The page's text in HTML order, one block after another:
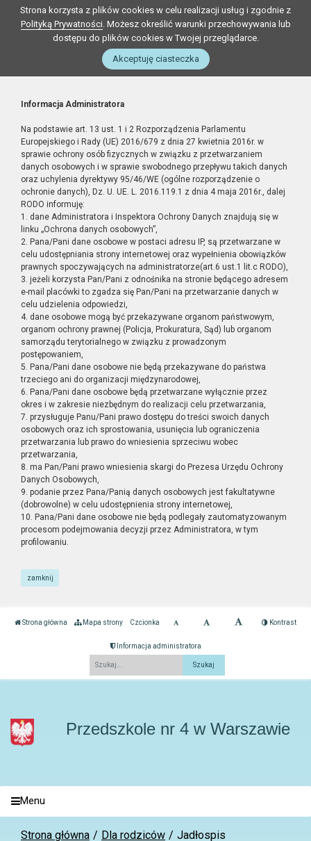
Strona korzysta z plików cookies w celu realizacji usług i zgodnie z
Polityką Prywatności. Możesz określić warunki przechowywania lub
dostępu do plików cookies w Twojej przeglądarce.
Akceptuję ciasteczka
Informacja Administratora
Na podstawie art. 13 ust. 1 i 2 Rozporządzenia Parlamentu
Europejskiego i Rady (UE) 2016/679 z dnia 27 kwietnia 2016r. w
sprawie ochrony osób fizycznych w związku z przetwarzaniem
danych osobowych i w sprawie swobodnego przepływu takich danych
oraz uchylenia dyrektywy 95/46/WE (ogólne rozporządzenie o
ochronie danych), Dz. U. UE. L. 2016.119.1 z dnia 4 maja 2016r., dalej
RODO informuję:
1. dane Administratora i Inspektora Ochrony Danych znajdują się w
linku „Ochrona danych osobowych”,
2. Pana/Pani dane osobowe w postaci adresu IP, są przetwarzane w
celu udostępniania strony internetowej oraz wypełnienia obowiązków
prawnych spoczywających na administratorze(art.6 ust.1 lit.c RODO),
3. jeżeli korzysta Pan/Pani z odnośnika na stronie będącego adresem
e-mail placówki to zgadza się Pan/Pani na przetwarzanie danych w
celu udzielenia odpowiedzi,
4. dane osobowe mogą być przekazywane organom państwowym,
organom ochrony prawnej (Policja, Prokuratura, Sąd) lub organom
samorządu terytorialnego w związku z prowadzonym
postępowaniem,
5. Pana/Pani dane osobowe nie będą przekazywane do państwa
trzeciego ani do organizacji międzynarodowej,
6. Pana/Pani dane osobowe będą przetwarzane wyłącznie przez
okres i w zakresie niezbędnym do realizacji celu przetwarzania,
7. przysługuje Panu/Pani prawo dostępu do treści swoich danych
osobowych oraz ich sprostowania, usunięcia lub ograniczenia
przetwarzania lub prawo do wniesienia sprzeciwu wobec
przetwarzania,
8. ma Pan/Pani prawo wniesienia skargi do Prezesa Urzędu Ochrony
Danych Osobowych,
9. podanie przez Pana/Panią danych osobowych jest fakultatywne
(dobrowolne) w celu udostępnienia strony internetowej,
10. Pana/Pani dane osobowe nie będą podlegały zautomatyzowanym
procesom podejmowania decyzji przez Administratora, w tym
profilowaniu.
zamknij
Strona główna Mapa strony Czcionka Kontrast
Informacja administratora
Przedszkole nr 4 w Warszawie
Menu
Strona główna Dla rodziców Jadłospis